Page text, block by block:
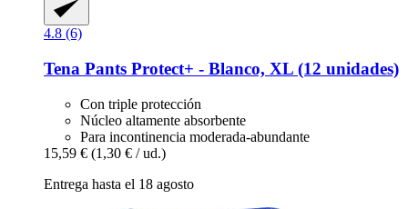
4.8 (6)
Tena Pants Protect+ -​ Blanco, XL (12 unidades)
Con triple protección
Núcleo altamente absorbente
Para incontinencia moderada-abundante
15,59 € (1,30 € / ud.)
Entrega hasta el 18 agosto